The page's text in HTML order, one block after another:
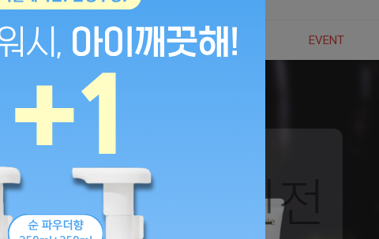
활 NEW BEST BRANDS EVENT
역대 할인전